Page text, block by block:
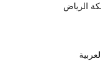
الرياض